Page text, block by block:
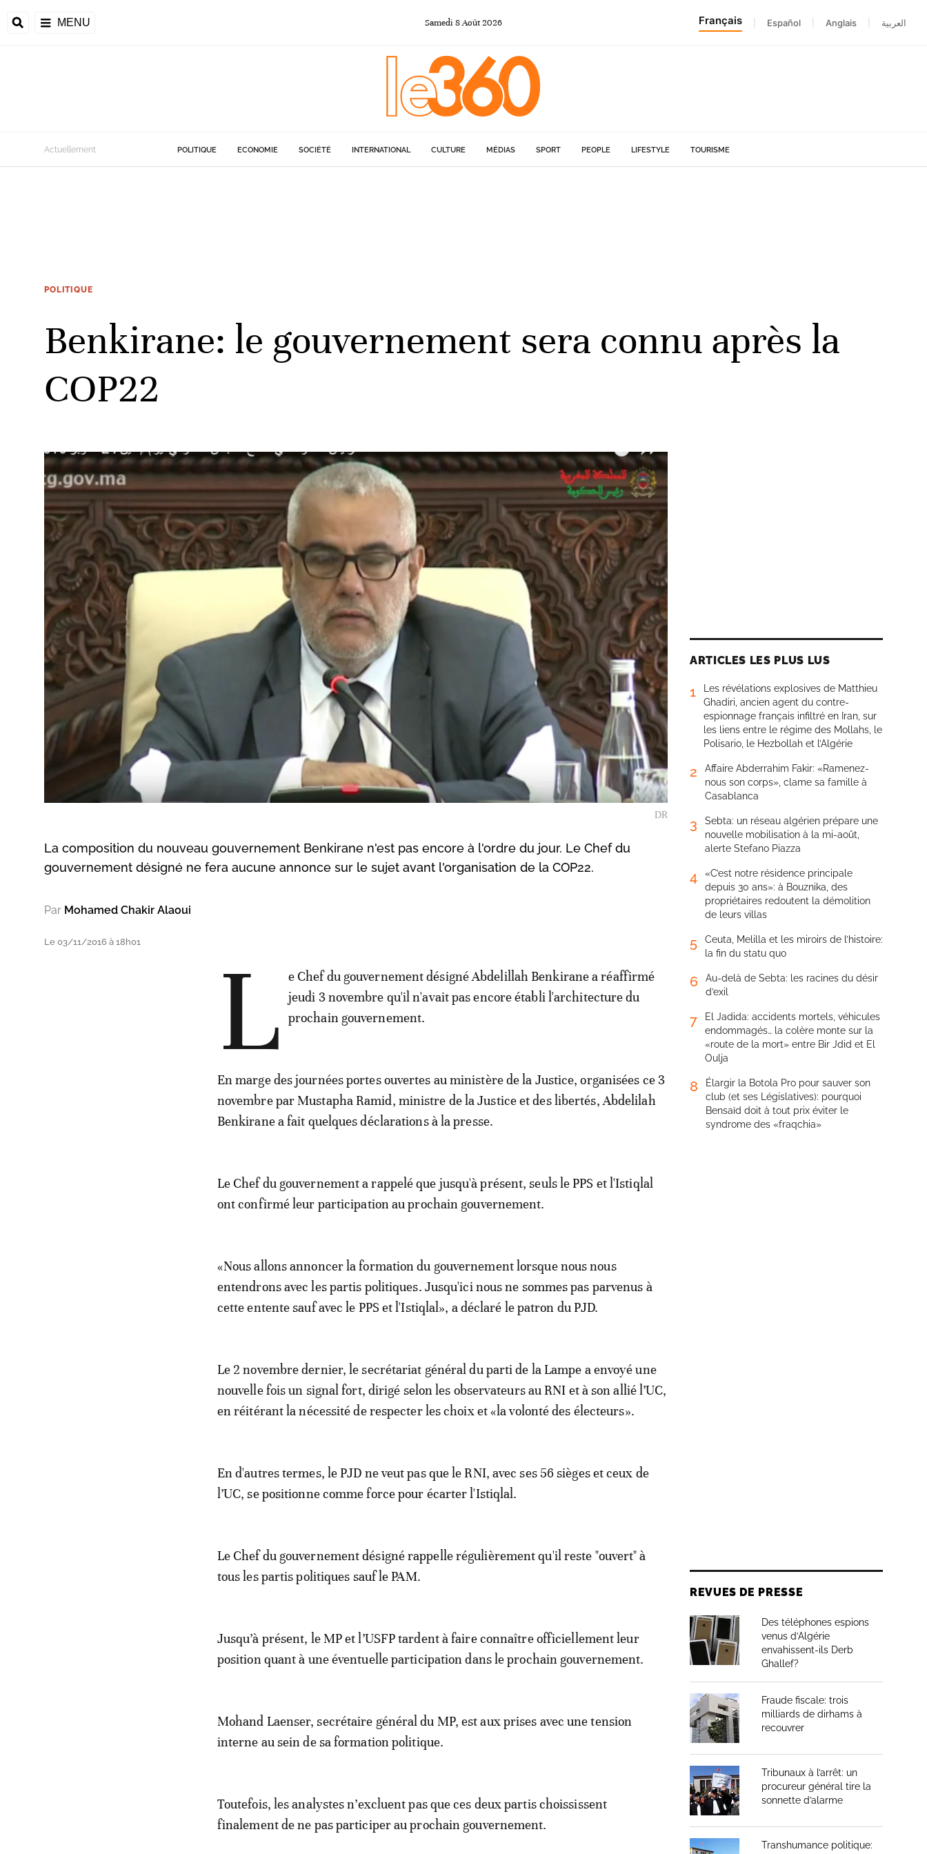
MENU Samedi 8Août2026 Français Español Anglais العربية
Actuellement POLITIQUE ECONOMIE SOCIÉTÉ INTERNATIONAL CULTURE MÉDIAS SPORT PEOPLE LIFESTYLE TOURISME
POLITIQUE
Benkirane: le gouvernement sera connu après la
COP22
DR
La composition du nouveau gouvernement Benkirane n'est pas encore à l'ordre du jour. Le Chef du
gouvernement désigné ne fera aucune annonce sur le sujet avant l'organisation de la COP22.
Par Mohamed Chakir Alaoui
Le 03/11/2016 à 18h01 L
e Chef du gouvernement désigné Abdelillah Benkirane a réaffirmé
jeudi 3 novembre qu'il n'avait pas encore établi l'architecture du
prochain gouvernement.
En marge des journées portes ouvertes au ministère de la Justice, organisées ce 3
novembre par Mustapha Ramid, ministre de la Justice et des libertés, Abdelilah
Benkirane a fait quelques déclarations à la presse.
Le Chef du gouvernement a rappelé que jusqu'à présent, seuls le PPS et l'Istiqlal
ont confirmé leur participation au prochain gouvernement.
«Nous allons annoncer la formation du gouvernement lorsque nous nous
entendrons avec les partis politiques. Jusqu'ici nous ne sommes pas parvenus à
cette entente sauf avec le PPS et l'Istiqlal», a déclaré le patron du PJD.
Le 2 novembre dernier, le secrétariat général du parti de la Lampe a envoyé une
nouvelle fois un signal fort, dirigé selon les observateurs au RNI et à son allié l’UC,
en réitérant la nécessité de respecter les choix et «la volonté des électeurs».
En d'autres termes, le PJD ne veut pas que le RNI, avec ses 56 sièges et ceux de
l’UC, se positionne comme force pour écarter l'Istiqlal.
Le Chef du gouvernement désigné rappelle régulièrement qu'il reste "ouvert" à
tous les partis politiques sauf le PAM.
Jusqu’à présent, le MP et l’USFP tardent à faire connaître officiellement leur
position quant à une éventuelle participation dans le prochain gouvernement.
Mohand Laenser, secrétaire général du MP, est aux prises avec une tension
interne au sein de sa formation politique.
Toutefois, les analystes n’excluent pas que ces deux partis choississent
finalement de ne pas participer au prochain gouvernement.
ARTICLES LES PLUS LUS
1
Les révélations explosives de Matthieu
Ghadiri, ancien agent du contre-
espionnage français infiltré en Iran, sur
les liens entre le régime des Mollahs, le
Polisario, le Hezbollah et l’Algérie
2
Affaire Abderrahim Fakir: «Ramenez-
nous son corps», clame sa famille à
Casablanca
3
Sebta: un réseau algérien prépare une
nouvelle mobilisation à la mi-août,
alerte Stefano Piazza
4
«C’est notre résidence principale
depuis 30 ans»: à Bouznika, des
propriétaires redoutent la démolition
de leurs villas
5
Ceuta, Melilla et les miroirs de l’histoire:
la fin du statu quo
6
Au-delà de Sebta: les racines du désir
d’exil
7
El Jadida: accidents mortels, véhicules
endommagés… la colère monte sur la
«route de la mort» entre Bir Jdid et El
Oulja
8
Élargir la Botola Pro pour sauver son
club (et ses Législatives): pourquoi
Bensaïd doit à tout prix éviter le
syndrome des «fraqchia»
REVUES DE PRESSE
Des téléphones espions
venus d’Algérie
envahissent-ils Derb
Ghallef?
Fraude fiscale: trois
milliards de dirhams à
recouvrer
Tribunaux à l’arrêt: un
procureur général tire la
sonnette d’alarme
Transhumance politique: